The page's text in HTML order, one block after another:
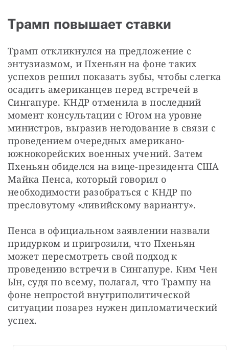
Трамп повышает ставки
Трамп откликнулся на предложение с
энтузиазмом, и Пхеньян на фоне таких
успехов решил показать зубы, чтобы слегка
осадить американцев перед встречей в
Сингапуре. КНДР отменила в последний
момент консультации с Югом на уровне
министров, выразив негодование в связи с
проведением очередных американо-
южнокорейских военных учений. Затем
Пхеньян обиделся на вице-президента США
Майка Пенса, который говорил о
необходимости разобраться с КНДР по
пресловутому «ливийскому варианту».
Пенса в официальном заявлении назвали
придурком и пригрозили, что Пхеньян
может пересмотреть свой подход к
проведению встречи в Сингапуре. Ким Чен
Ын, судя по всему, полагал, что Трампу на
фоне непростой внутриполитической
ситуации позарез нужен дипломатический
успех.